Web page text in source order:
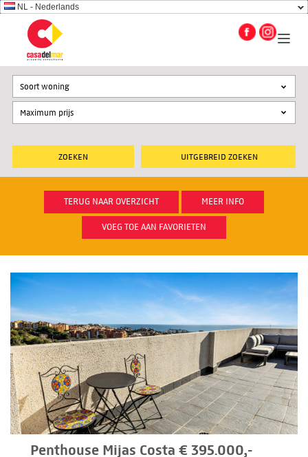
NL - Nederlands
UITGEBREID ZOEKEN
Soort woning
TERUG NAAR OVERZICHT MEER INFO
VOEG TOE AAN FAVORIETEN
Penthouse Mijas Costa € 395.000,-